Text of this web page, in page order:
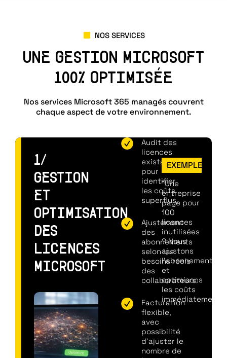
NOS SERVICES
UNE GESTION MICROSOFT
100% OPTIMISÉE
Nos services Microsoft 365 managés couvrent
chaque aspect de votre environnement.
1/
GESTION
ET
OPTIMISATION
DES
LICENCES
MICROSOFT
Audit des
licences
existantes
pour
identifier
les coûts
superflus.
Ajustement
des
abonnements
selon les
besoins réels
des
collaborateurs.
Facturation
flexible,
avec
possibilité
d'ajuster le
nombre de
EXEMPLE
“Une
entreprise
paye pour
100
licences
inutilisées
? Nous
ajustons
l’abonnement
et
optimisons
les coûts
immédiatement.